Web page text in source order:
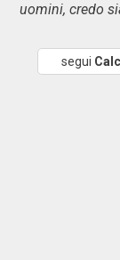
uomini, credo
segui